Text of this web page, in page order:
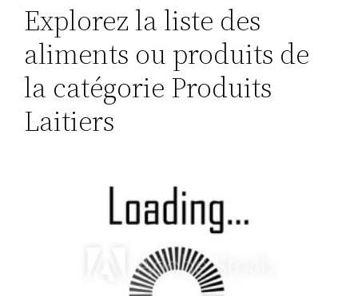
Explorez la liste des
aliments ou produits de
la catégorie Produits
Laitiers